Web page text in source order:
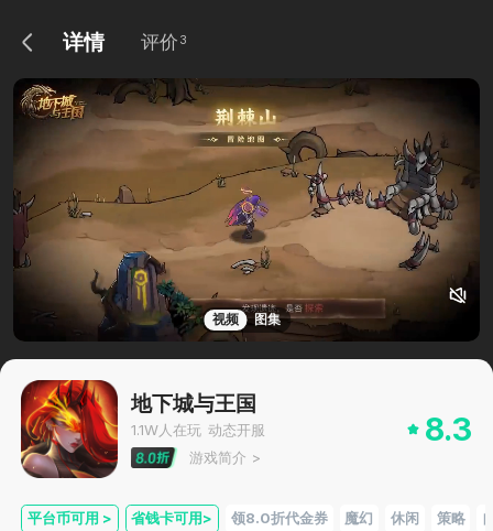
详情 评价 3
视频 图集
地下城与王国
1.1W人在玩 动态开服
游戏简介 >
8.3
平台币可用 > 省钱卡可用> 领8.0折代金券 魔幻 休闲 策略